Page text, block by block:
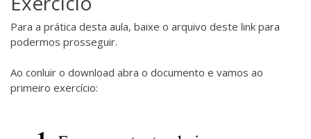
Para a prática desta aula, baixe o arquivo deste link para
podermos prosseguir.
Ao conluir o download abra o documento e vamos ao
primeiro exercício: